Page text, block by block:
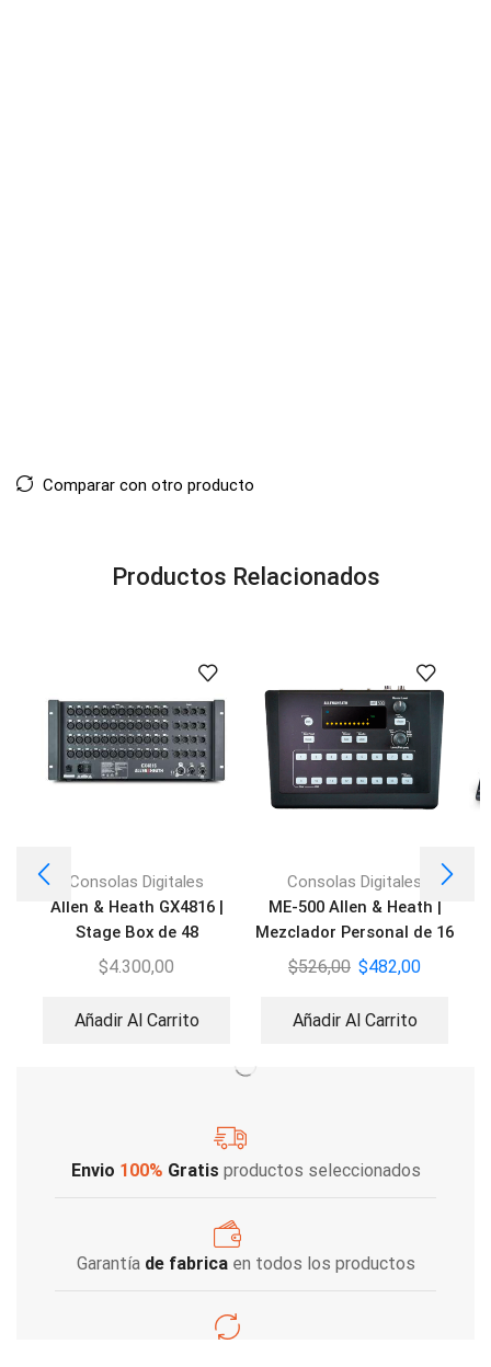
Comparar con otro producto
Productos Relacionados
Consolas Digitales
Allen & Heath GX4816 |
Stage Box de 48
entradas/16 salidas XLR
$4.300,00
Añadir Al Carrito
Consolas Digitales
ME-500 Allen & Heath |
Mezclador Personal de 16
canales
$526,00 $482,00
Añadir Al Carrito
Envio 100% Gratis productos seleccionados
Garantía de fabricaen todos los productos